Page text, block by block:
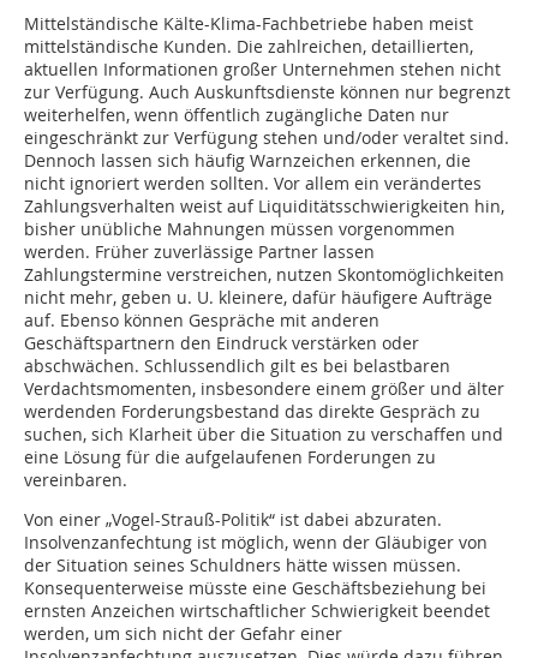
Mittelständische Kälte-Klima-Fachbetriebe haben meist
mittelständische Kunden. Die zahlreichen, detaillierten,
aktuellen Informationen großer Unternehmen stehen nicht
zur Verfügung. Auch Auskunftsdienste können nur begrenzt
weiterhelfen, wenn öffentlich zugängliche Daten nur
eingeschränkt zur Verfügung stehen und/oder veraltet sind.
Dennoch lassen sich häufig Warnzeichen erkennen, die
nicht ignoriert werden sollten. Vor allem ein verändertes
Zahlungsverhalten weist auf Liquiditätsschwierigkeiten hin,
bisher unübliche Mahnungen müssen vorgenommen
werden. Früher zuverlässige Partner lassen
Zahlungstermine verstreichen, nutzen Skontomöglichkeiten
nicht mehr, geben u. U. kleinere, dafür häufigere Aufträge
auf. Ebenso können Gespräche mit anderen
Geschäftspartnern den Eindruck verstärken oder
abschwächen. Schlussendlich gilt es bei belastbaren
Verdachtsmomenten, insbesondere einem größer und älter
werdenden Forderungsbestand das direkte Gespräch zu
suchen, sich Klarheit über die Situation zu verschaffen und
eine Lösung für die aufgelaufenen Forderungen zu
vereinbaren.
Von einer „Vogel-Strauß-Politik“ ist dabei abzuraten.
Insolvenzanfechtung ist möglich, wenn der Gläubiger von
der Situation seines Schuldners hätte wissen müssen.
Konsequenterweise müsste eine Geschäftsbeziehung bei
ernsten Anzeichen wirtschaftlicher Schwierigkeit beendet
werden, um sich nicht der Gefahr einer